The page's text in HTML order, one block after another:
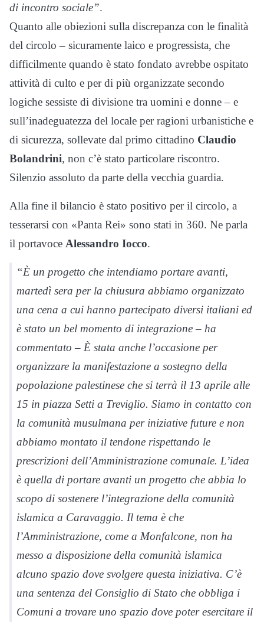
di incontro sociale”.
Quanto alle obiezioni sulla discrepanza con le finalità
del circolo – sicuramente laico e progressista, che
difficilmente quando è stato fondato avrebbe ospitato
attività di culto e per di più organizzate secondo
logiche sessiste di divisione tra uomini e donne – e
sull’inadeguatezza del locale per ragioni urbanistiche e
di sicurezza, sollevate dal primo cittadino Claudio
Bolandrini, non c’è stato particolare riscontro.
Silenzio assoluto da parte della vecchia guardia.
Alla fine il bilancio è stato positivo per il circolo, a
tesserarsi con «Panta Rei» sono stati in 360. Ne parla
il portavoce Alessandro Iocco.
“È un progetto che intendiamo portare avanti,
martedì sera per la chiusura abbiamo organizzato
una cena a cui hanno partecipato diversi italiani ed
è stato un bel momento di integrazione – ha
commentato – È stata anche l’occasione per
organizzare la manifestazione a sostegno della
popolazione palestinese che si terrà il 13 aprile alle
15 in piazza Setti a Treviglio. Siamo in contatto con
la comunità musulmana per iniziative future e non
abbiamo montato il tendone rispettando le
prescrizioni dell’Amministrazione comunale. L’idea
è quella di portare avanti un progetto che abbia lo
scopo di sostenere l’integrazione della comunità
islamica a Caravaggio. Il tema è che
l’Amministrazione, come a Monfalcone, non ha
messo a disposizione della comunità islamica
alcuno spazio dove svolgere questa iniziativa. C’è
una sentenza del Consiglio di Stato che obbliga i
Comuni a trovare uno spazio dove poter esercitare il